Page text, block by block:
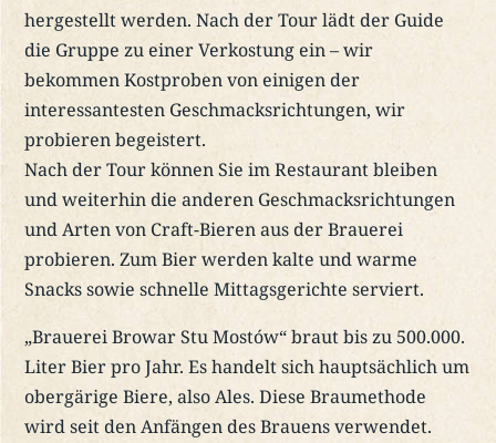
hergestellt werden. Nach der Tour lädt der Guide
die Gruppe zu einer Verkostung ein – wir
bekommen Kostproben von einigen der
interessantesten Geschmacksrichtungen, wir
probieren begeistert.
Nach der Tour können Sie im Restaurant bleiben
und weiterhin die anderen Geschmacksrichtungen
und Arten von Craft-Bieren aus der Brauerei
probieren. Zum Bier werden kalte und warme
Snacks sowie schnelle Mittagsgerichte serviert.
„Brauerei Browar Stu Mostów“ braut bis zu 500.000.
Liter Bier pro Jahr. Es handelt sich hauptsächlich um
obergärige Biere, also Ales. Diese Braumethode
wird seit den Anfängen des Brauens verwendet.